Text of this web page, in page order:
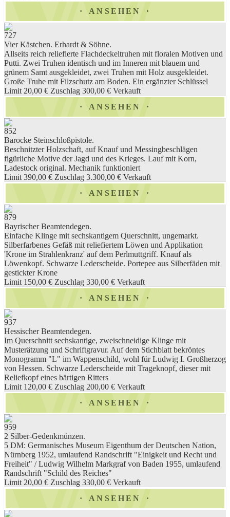
ANSEHEN
727
Vier Kästchen. Erhardt & Söhne.
Allseits reich reliefierte Flachdeckeltruhen mit floralen Motiven und
Putti. Zwei Truhen identisch und im Inneren mit blauem und
grünem Samt ausgekleidet, zwei Truhen mit Holz ausgekleidet.
Große Truhe mit Filzschutz am Boden. Ein ergänzter Schlüssel
Limit 20,00 € Zuschlag 300,00 € Verkauft
ANSEHEN
852
Barocke Steinschloßpistole.
Beschnitzter Holzschaft, auf Knauf und Messingbeschlägen
figürliche Motive der Jagd und des Krieges. Lauf mit Korn,
Ladestock original. Mechanik funktioniert
Limit 390,00 € Zuschlag 3.300,00 € Verkauft
ANSEHEN
879
Bayrischer Beamtendegen.
Einfache Klinge mit sechskantigem Querschnitt, ungemarkt.
Silberfarbenes Gefäß mit reliefiertem Löwen und Applikation
'Krone im Strahlenkranz' auf dem Perlmuttgriff. Knauf als
Löwenkopf. Schwarze Lederscheide. Portepee aus Silberfäden mit
gestickter Krone
Limit 150,00 € Zuschlag 330,00 € Verkauft
ANSEHEN
937
Hessischer Beamtendegen.
Im Querschnitt sechskantige, zweischneidige Klinge mit
Musterätzung und Schriftgravur. Auf dem Stichblatt bekröntes
Monogramm "L" im Wappenschild, wohl für Ludwig I. Großherzog
von Hessen. Schwarze Lederscheide mit Trageknopf, dieser mit
Reliefkopf eines bärtigen Ritters
Limit 120,00 € Zuschlag 200,00 € Verkauft
ANSEHEN
959
2 Silber-Gedenkmünzen.
5 DM: Germanisches Museum Eigenthum der Deutschen Nation,
Nürnberg 1952, umlaufend Randschrift "Einigkeit und Recht und
Freiheit" / Ludwig Wilhelm Markgraf von Baden 1955, umlaufend
Randschrift "Schild des Reiches"
Limit 20,00 € Zuschlag 330,00 € Verkauft
ANSEHEN